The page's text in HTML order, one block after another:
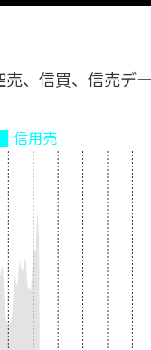
、信買、信売デ
信用売